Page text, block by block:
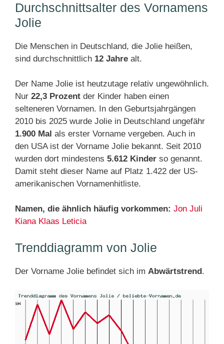
Durchschnittsalter des Vornamens
Jolie
Die Menschen in Deutschland, die Jolie heißen,
sind durchschnittlich 12 Jahre alt.
Der Name Jolie ist heutzutage relativ ungewöhnlich.
Nur 22,3 Prozent der Kinder haben einen
selteneren Vornamen. In den Geburtsjahrgängen
2010 bis 2025 wurde Jolie in Deutschland ungefähr
1.900 Mal als erster Vorname vergeben. Auch in
den USA ist der Vorname Jolie bekannt. Seit 2010
wurden dort mindestens 5.612 Kinder so genannt.
Damit steht dieser Name auf Platz 1.422 der US-
amerikanischen Vornamenhitliste.
Namen, die ähnlich häufig vorkommen: Jon Juli
Kiana Klaas Leticia
Trenddiagramm von Jolie
Der Vorname Jolie befindet sich im Abwärtstrend.